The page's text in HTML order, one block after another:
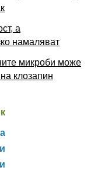
а
намаляват
микроби може
клозапин